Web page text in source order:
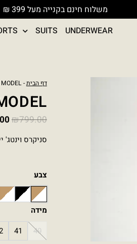
משלוח חינם בקנייה מעל 399 ₪
SUITS
UNDERWEAR
דף הבית-
₪799.00
סניקרס וינטג'
צבע
WHITE
WHITE
מידה
40
41
כמות
של
Y.N
VINTAGE